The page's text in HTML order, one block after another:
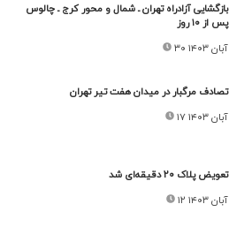
بازگشایی آزادراه تهران ـ شمال و محور کرج ـ چالوس
پس از ۱۰ روز
۳۰ آبان ۱۴۰۳
تصادف مرگبار در میدان هفت تیر تهران
۱۷ آبان ۱۴۰۳
تعویض پلاک ۲۰ دقیقه‌ای شد
۱۲ آبان ۱۴۰۳